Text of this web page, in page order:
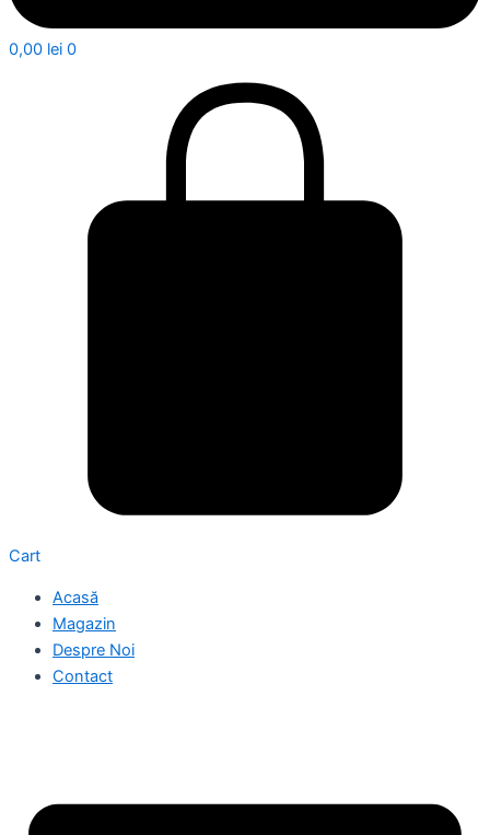
0,00 lei 0
Cart
Acasă
Magazin
Despre Noi
Contact